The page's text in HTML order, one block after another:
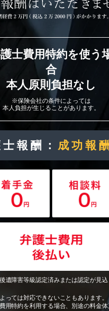
士費用特約を使う
合
本人原則負担なし
※保険会社の条件によっては
本人負担が生じることがあります。
報酬： 成功報
遺障害等級認定済みまたは認定が見込
っては対応できないこともあります。
用特約を利用する場合、別途の料金体